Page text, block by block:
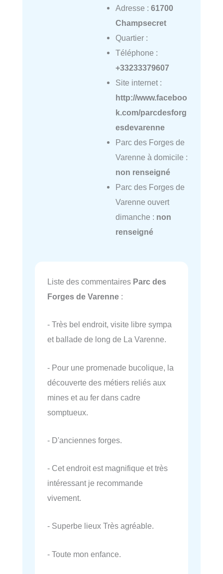
Adresse : 61700
Champsecret
Quartier :
Téléphone :
+33233379607
Site internet :
http://www.faceboo
k.com/parcdesforg
esdevarenne
Parc des Forges de
Varenne à domicile :
non renseigné
Parc des Forges de
Varenne ouvert
dimanche : non
renseigné
Liste des commentaires Parc des
Forges de Varenne :
- Très bel endroit, visite libre sympa
et ballade de long de La Varenne.
- Pour une promenade bucolique, la
découverte des métiers reliés aux
mines et au fer dans cadre
somptueux.
- D'anciennes forges.
- Cet endroit est magnifique et très
intéressant je recommande
vivement.
- Superbe lieux Très agréable.
- Toute mon enfance.